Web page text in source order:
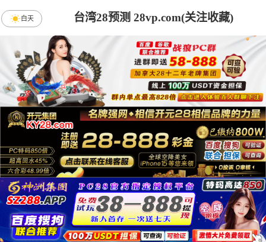
台湾28预测 28vp.com(关注收藏)
白天